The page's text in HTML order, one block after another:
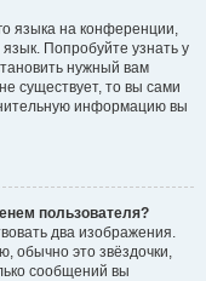
языка на конференции,
Попробуйте узнать у
нужный вам
существует, то вы сами
информацию вы
пользователя?
два изображения.
обычно это звёздочки,
сообщений вы